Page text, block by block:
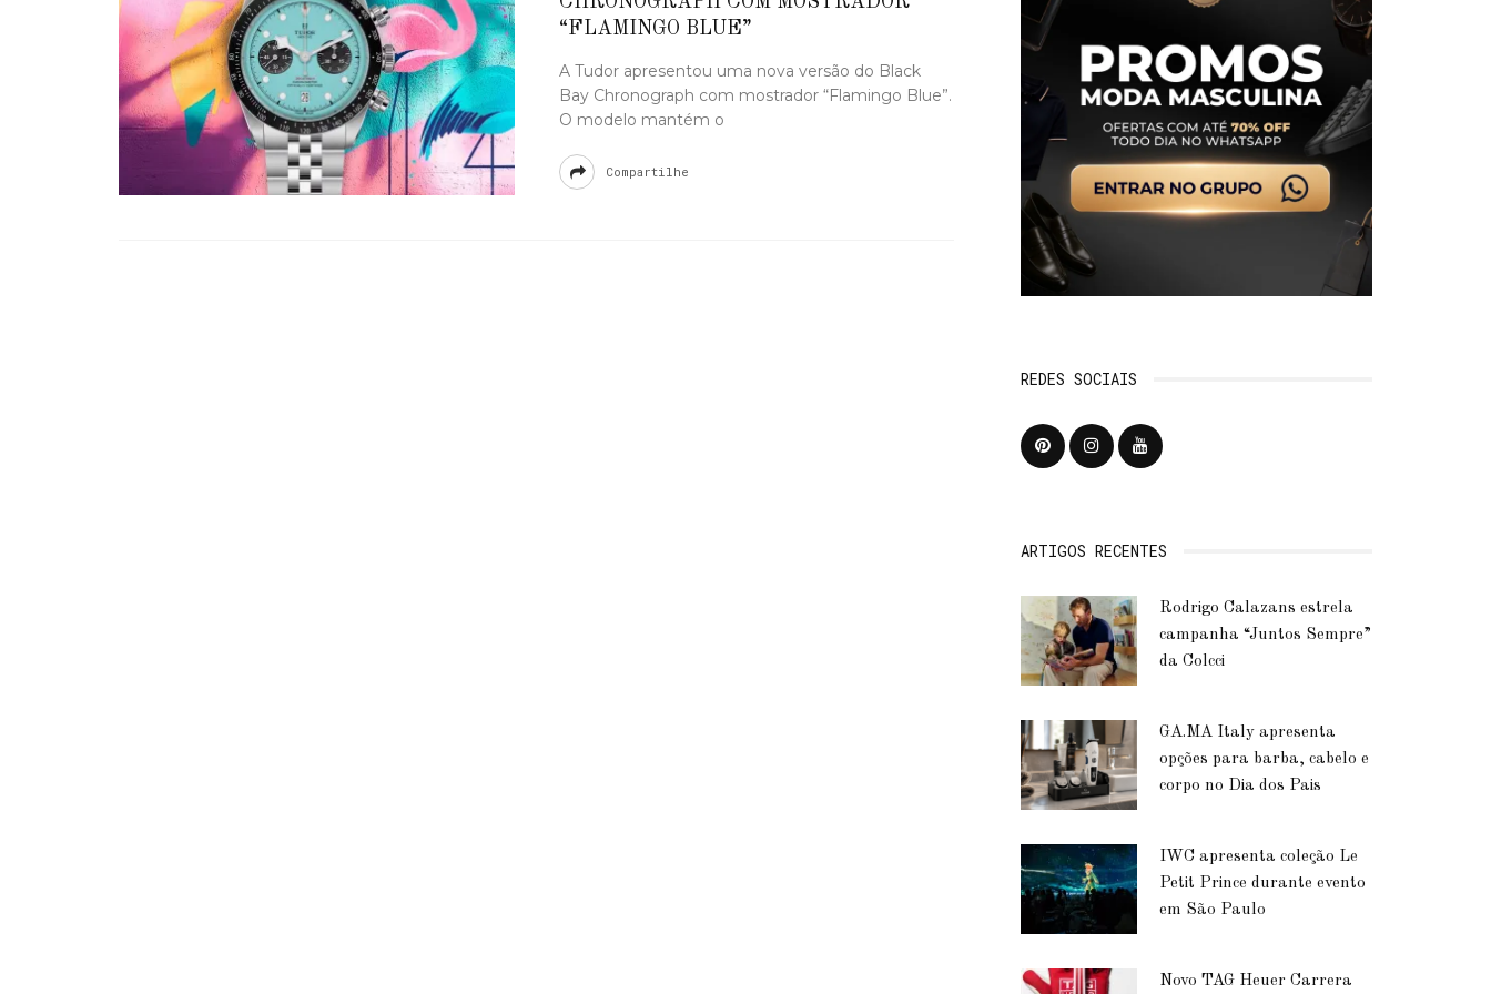
“FLAMINGO BLUE”
A Tudor apresentou uma nova versão do Black
Bay Chronograph com mostrador “Flamingo Blue”.
O modelo mantém o
Compartilhe
REDES SOCIAIS
ARTIGOS RECENTES
Rodrigo Calazans estrela
campanha “Juntos Sempre”
da Colcci
GA.MA Italy apresenta
opções para barba, cabelo e
corpo no Dia dos Pais
IWC apresenta coleção Le
Petit Prince durante evento
em São Paulo
Novo TAG Heuer Carrera